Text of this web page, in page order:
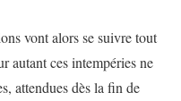
vont alors se suivre tout
autant ces intempéries ne
attendues dès la fin de